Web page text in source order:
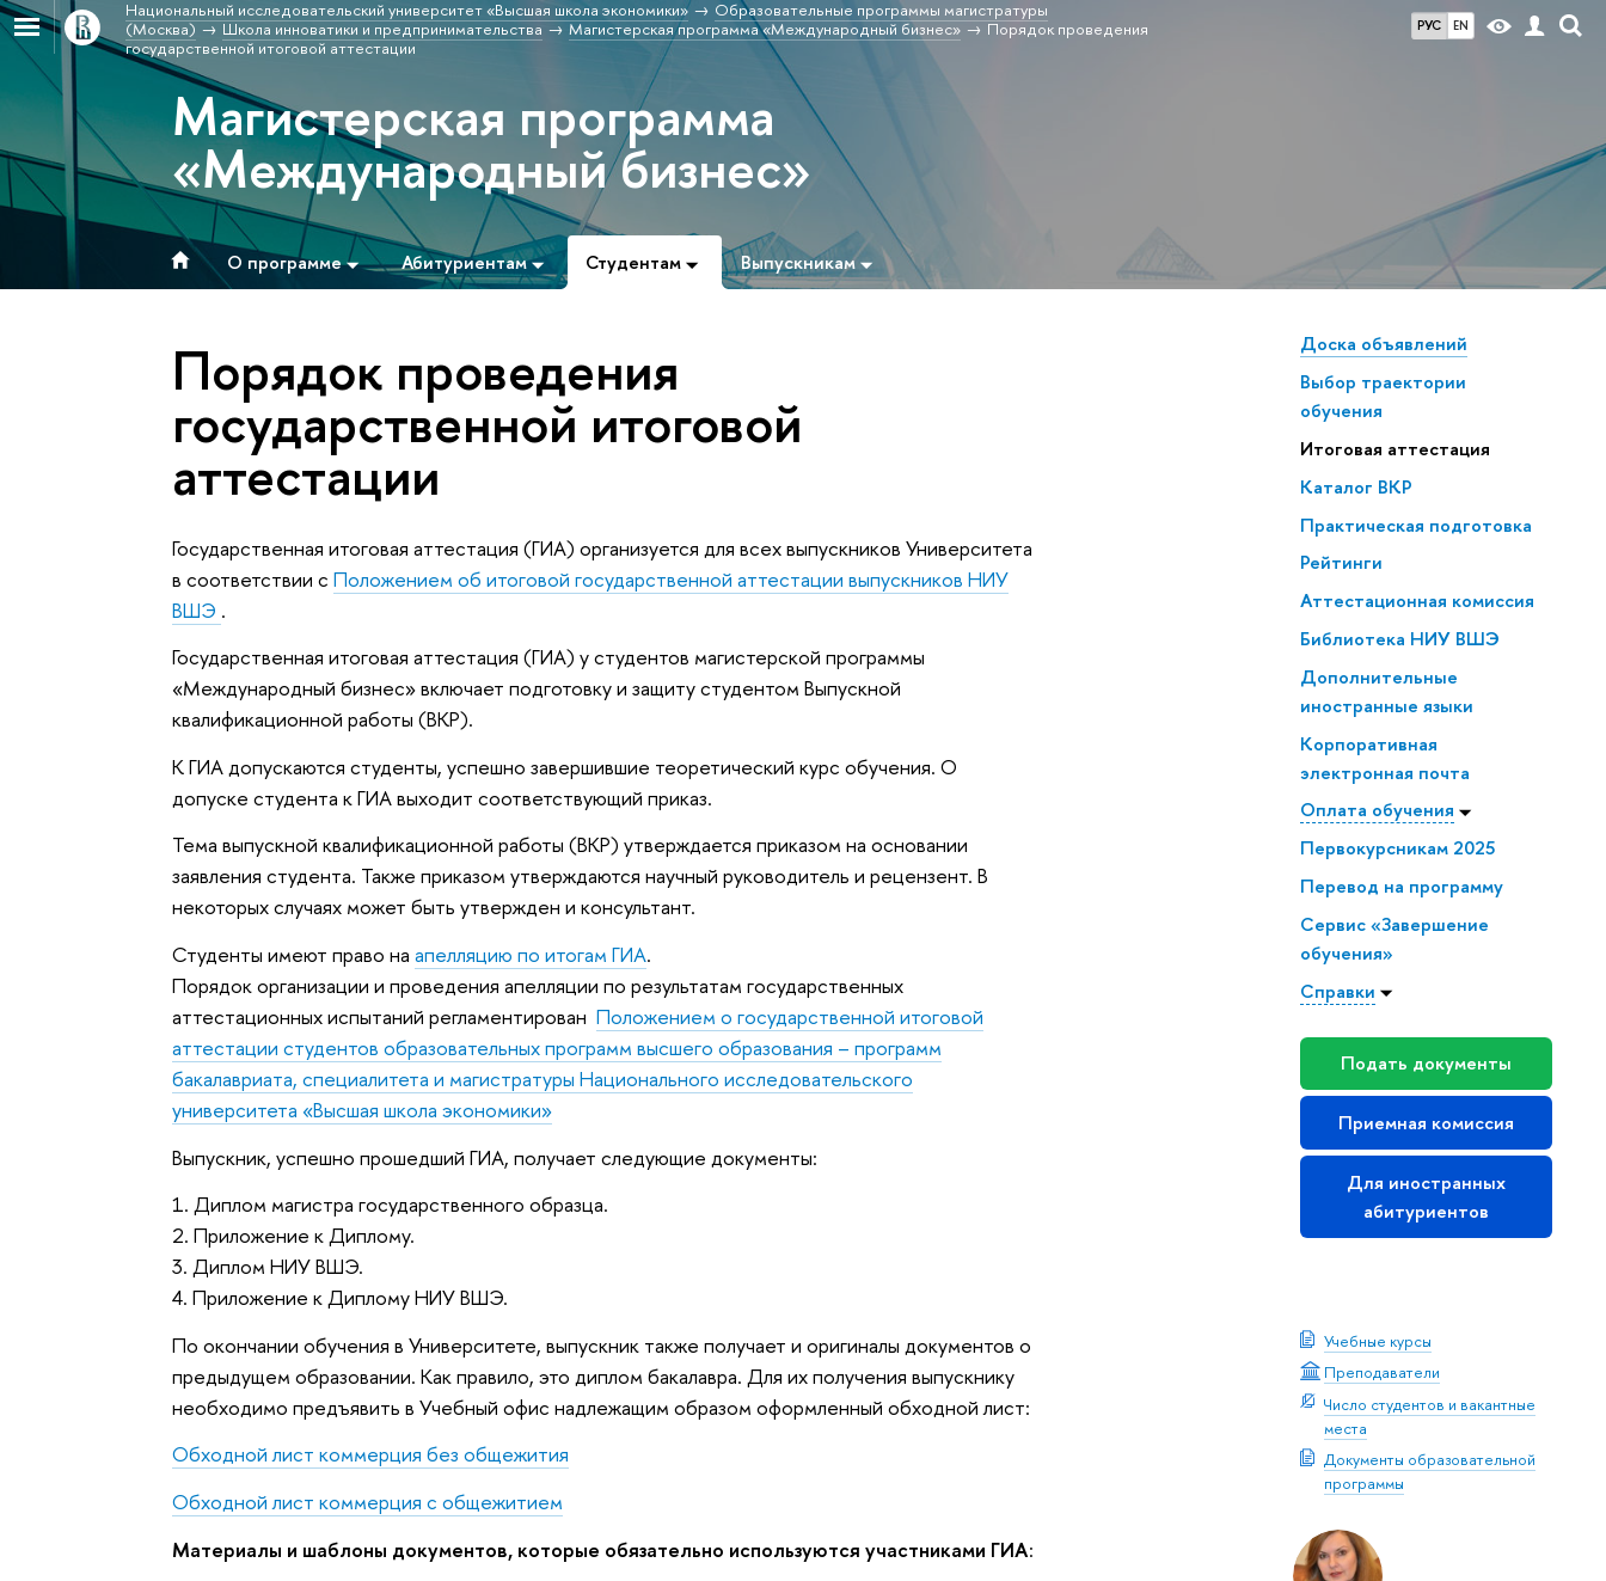
РУС EN
Национальный исследовательский университет «Высшая школа экономики»
Образовательные программы магистратуры
(Москва)
Школа инноватики и предпринимательства Магистерская программа «Международный бизнес»
Порядок проведения
государственной итоговой аттестации
Магистерская программа
«Международный бизнес»
О программе Абитуриентам Студентам Выпускникам
Доска объявлений
Выбор траектории
обучения
Итоговая аттестация
Каталог ВКР
Практическая подготовка
Рейтинги
Аттестационная комиссия
Библиотека НИУ ВШЭ
Дополнительные
иностранные языки
Корпоративная
электронная почта
Оплата обучения
Первокурсникам 2025
Перевод на программу
Сервис «Завершение
обучения»
Справки
Подать документы
Приемная комиссия
Для иностранных
абитуриентов
Учебные курсы
Преподаватели
Число студентов и вакантные
места
Документы образовательной
программы
Порядок проведения
государственной итоговой
аттестации
Государственная итоговая аттестация (ГИА) организуется для всех выпускников Университета
в соответствии сПоложением об итоговой государственной аттестации выпускников НИУ
ВШЭ .
Государственная итоговая аттестация (ГИА) у студентов магистерской программы
«Международный бизнес» включает подготовку и защиту студентом Выпускной
квалификационной работы (ВКР).
К ГИА допускаются студенты, успешно завершившие теоретический курс обучения. О
допуске студента к ГИА выходит соответствующий приказ.
Тема выпускной квалификационной работы (ВКР) утверждается приказом на основании
заявления студента. Также приказом утверждаются научный руководитель и рецензент. В
некоторых случаях может быть утвержден и консультант.
Студенты имеют право наапелляцию по итогам ГИА.
Порядок организации и проведения апелляции по результатам государственных
аттестационных испытаний регламентированПоложением о государственной итоговой
аттестации студентов образовательных программ высшего образования – программ
бакалавриата, специалитета и магистратуры Национального исследовательского
университета «Высшая школа экономики»
Выпускник, успешно прошедший ГИА, получает следующие документы:
1. Диплом магистра государственного образца.
2. Приложение к Диплому.
3. Диплом НИУ ВШЭ.
4. Приложение к Диплому НИУ ВШЭ.
По окончании обучения в Университете, выпускник также получает и оригиналы документов о
предыдущем образовании. Как правило, это диплом бакалавра. Для их получения выпускнику
необходимо предъявить в Учебный офис надлежащим образом оформленный обходной лист:
Обходной лист коммерция без общежития
Обходной лист коммерция с общежитием
Материалы и шаблоны документов, которые обязательно используются участниками ГИА: